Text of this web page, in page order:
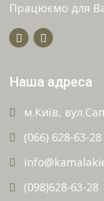
Працюємо для
Наша адреса
м.Київ,
(066) 628-63-28
(098)628-63-28